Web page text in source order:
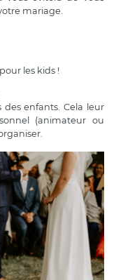
mariage.
les kids !
des enfants. Cela leur
(animateur ou